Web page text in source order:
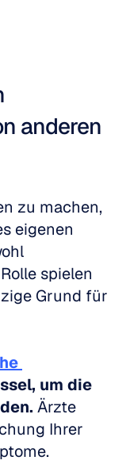
anderen
zu machen,
eigenen
spielen
Grund für
um die
Ärzte
Ihrer